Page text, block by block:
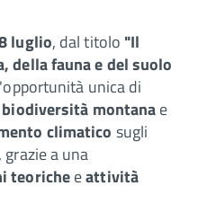
luglio, dal titolo "Il
della fauna e del suolo
unica di
biodiversità montanae
climatico sugli
a una
teoricheeattività